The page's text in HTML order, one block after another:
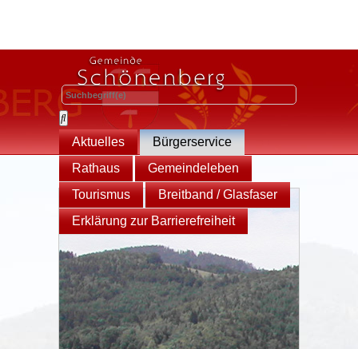
Aktuelles
Bürgerservice
Rathaus
Gemeindeleben
Tourismus
Breitband / Glasfaser
Erklärung zur Barrierefreiheit